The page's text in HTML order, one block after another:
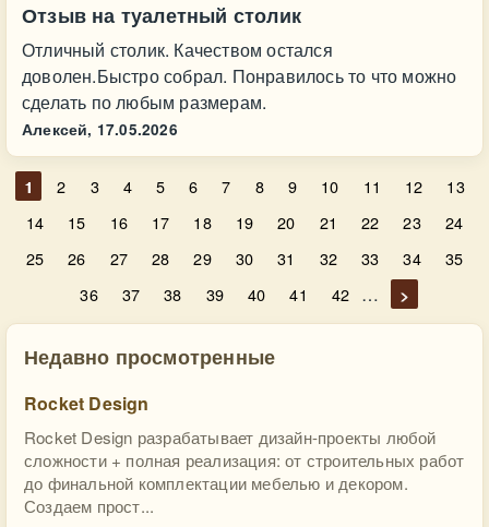
Отзыв на туалетный столик
Отличный столик. Качеством остался
доволен.Быстро собрал. Понравилось то что можно
сделать по любым размерам.
Алексей, 17.05.2026
1 2 3 4 5 6 7 8 9 10 11 12
13
14
15 16 17 18 19 20 21 22 23
24
25
26 27 28 29 30 31 32 33 34
35
36
37 38 39 40 41 42 … >
Недавно просмотренные
Rocket Design
Rocket Design разрабатывает дизайн-проекты любой
сложности + полная реализация: от строительных работ
до финальной комплектации мебелью и декором.
Создаем прост...